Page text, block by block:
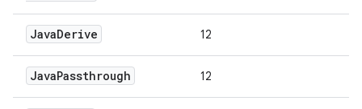
JavaDerive 12
JavaPassthrough 12